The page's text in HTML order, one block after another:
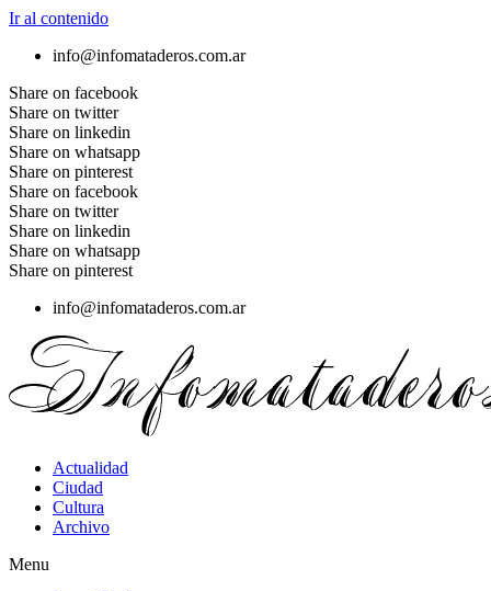
Ir al contenido
info@infomataderos.com.ar
Share on facebook
Share on twitter
Share on linkedin
Share on whatsapp
Share on pinterest
Share on facebook
Share on twitter
Share on linkedin
Share on whatsapp
Share on pinterest
info@infomataderos.com.ar
Actualidad
Ciudad
Cultura
Archivo
Menu